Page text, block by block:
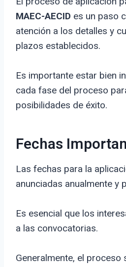
MAEC-AECID es un paso
atención a los detalles y
plazos establecidos.
Es importante estar bien
cada fase del proceso
posibilidades de éxito.
Fechas
Las fechas para la
anunciadas anualmente y
Es esencial que los
a las convocatorias.
Generalmente, el proceso